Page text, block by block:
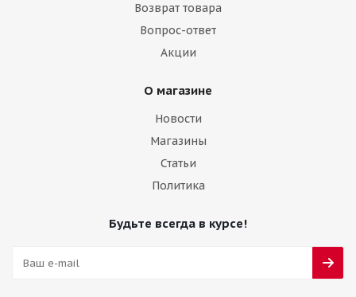
Возврат товара
Вопрос-ответ
Акции
О магазине
Новости
Магазины
Статьи
Политика
Будьте всегда в курсе!